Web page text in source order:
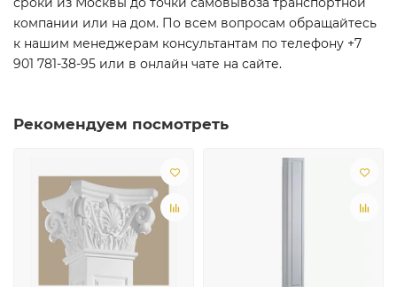
компании или на дом. По всем вопросам обращайтесь
к нашим менеджерам консультантам по телефону +7
901 781-38-95 или в онлайн чате на сайте.
Рекомендуем посмотреть